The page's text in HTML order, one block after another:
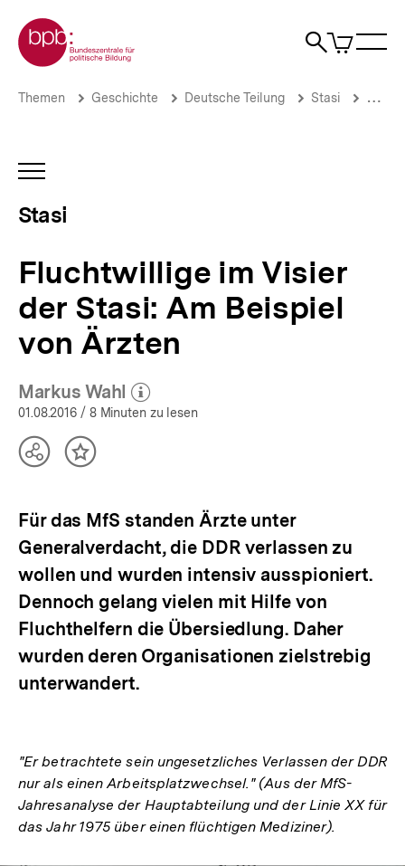
zum
Seiteninhalt
springen
Zur Startseite der bpb
Suche
Artikel
im
Fluchtwillige
Stasi:
Am
von
Stasi
bpb.de
Brotkrümelnavigation
Pfadnavigation
Themen Geschichte Deutsche Teilung Stasi
INHALTSNAVIGATION
Stasi
Fluchtwillige im Visier
der Stasi: Am Beispiel
von Ärzten
Markus Wahl
(Mehr zum Autor)
öffnen
01.08.2016 / 8 Minuten zu lesen
TeilenInhalt
Für das MfS standen Ärzte unter
Generalverdacht, die DDR verlassen zu
wollen und wurden intensiv ausspioniert.
Dennoch gelang vielen mit Hilfe von
Fluchthelfern die Übersiedlung. Daher
wurden deren Organisationen zielstrebig
unterwandert.
"Er betrachtete sein ungesetzliches Verlassen der DDR
nur als einen Arbeitsplatzwechsel." (Aus der MfS-
Jahresanalyse der Hauptabteilung und der Linie XX für
das Jahr 1975 über einen flüchtigen Mediziner).